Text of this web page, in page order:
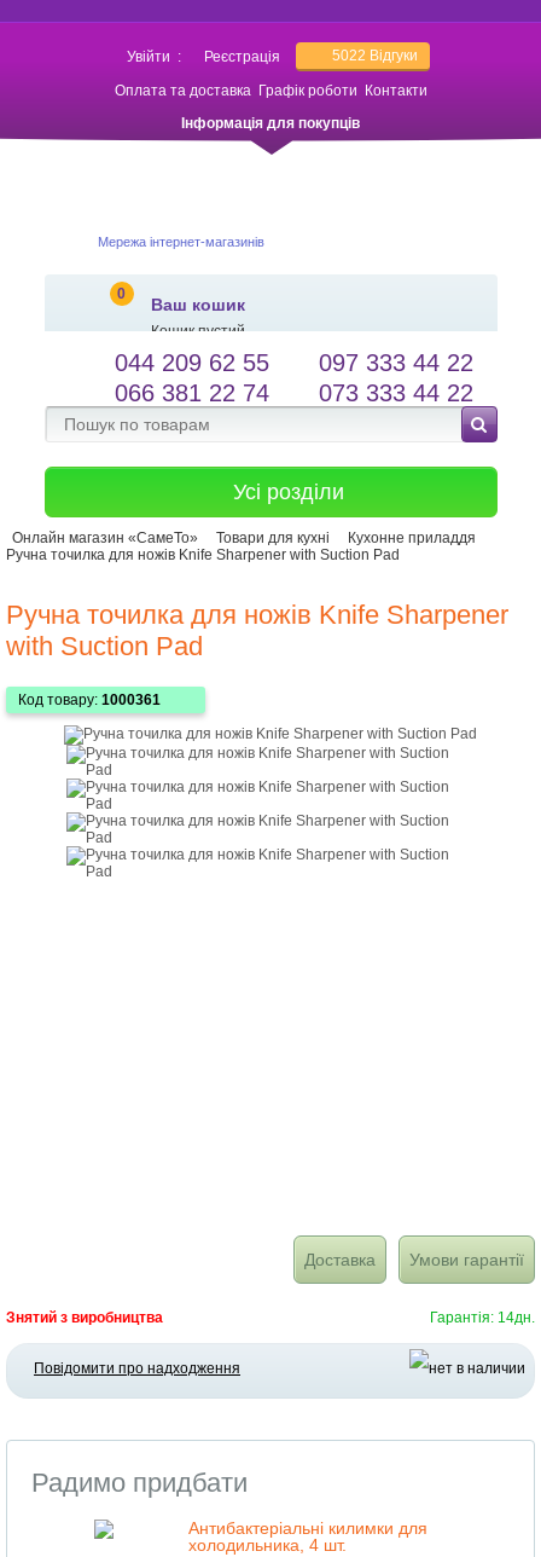
Увійти : Реєстрація 5022 Відгуки
Оплата та доставка Графік роботи
Контакти
Інформація для покупців
Мережа інтернет-магазинів
0
Ваш кошик
Кошик пустий
salessameto@gmail.com
Зворотній зв'язок
Мова сайту
044 209 62 55
097 333 44 22
066 381 22 74
073 333 44 22
Усі розділи
Онлайн магазин «СамеТо» Товари для кухні
Кухонне приладдя
Ручна точилка для ножів Knife Sharpener with Suction Pad
Ручна точилка для ножів Knife Sharpener
with Suction Pad
Код товару: 1000361
Доставка Умови гарантії
Знятий з виробництва Гарантія: 14дн.
Повідомити про надходження
Радимо придбати
Антибактеріальні килимки для
холодильника, 4 шт.